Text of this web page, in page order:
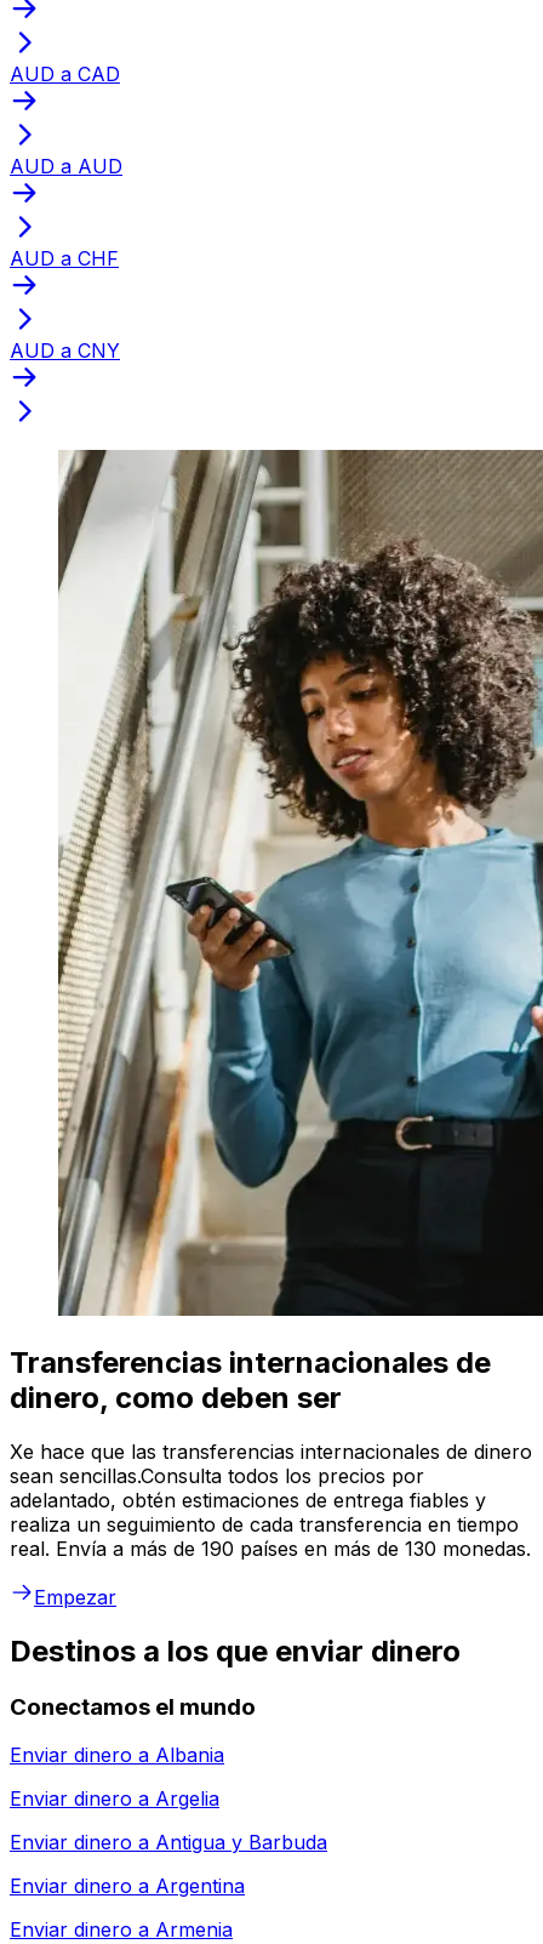
AUD a CAD
AUD a AUD
AUD a CHF
AUD a CNY
Transferencias internacionales de
dinero, como deben ser
Xe hace que las transferencias internacionales de dinero
sean sencillas.Consulta todos los precios por
adelantado, obtén estimaciones de entrega fiables y
realiza un seguimiento de cada transferencia en tiempo
real. Envía a más de 190 países en más de 130 monedas.
Empezar
Destinos a los que enviar dinero
Conectamos el mundo
Enviar dinero a Albania
Enviar dinero a Argelia
Enviar dinero a Antigua y Barbuda
Enviar dinero a Argentina
Enviar dinero a Armenia